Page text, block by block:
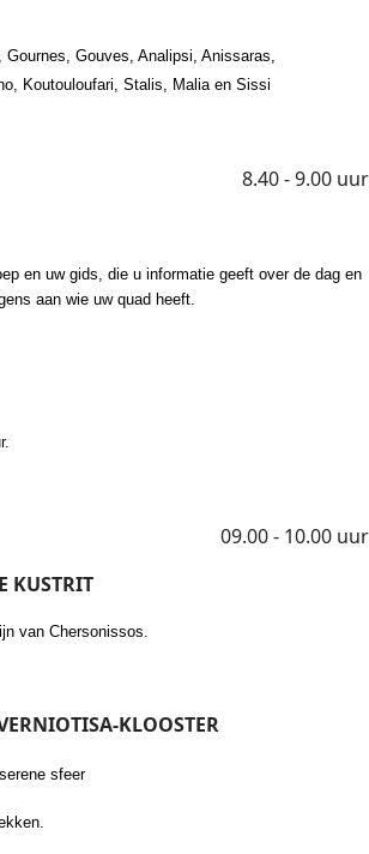
Gouves, Analipsi, Anissaras,
Koutouloufari, Stalis, Malia en Sissi
8.40 - 9.00 uur
en uw gids, die u informatie geeft over de dag en
aan wie uw quad heeft.
09.00 - 10.00 uur
KUSTRIT
van Chersonissos.
KLOOSTER
sfeer